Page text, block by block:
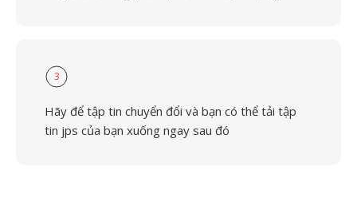
3
Hãy để tập tin chuyển đổi và bạn có thể tải tập
tin jps của bạn xuống ngay sau đó